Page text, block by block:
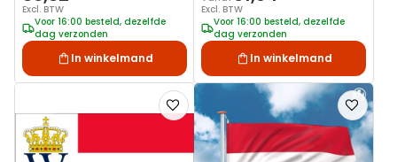
Excl. BTW
Voor 16:00 besteld, dezelfde
dag verzonden
In winkelmand
150x225cm
Excl. BTW
Voor 16:00 besteld, dezelfde
dag verzonden
In winkelmand
Voeg
toe
verlanglijst
Voeg
toe
aan